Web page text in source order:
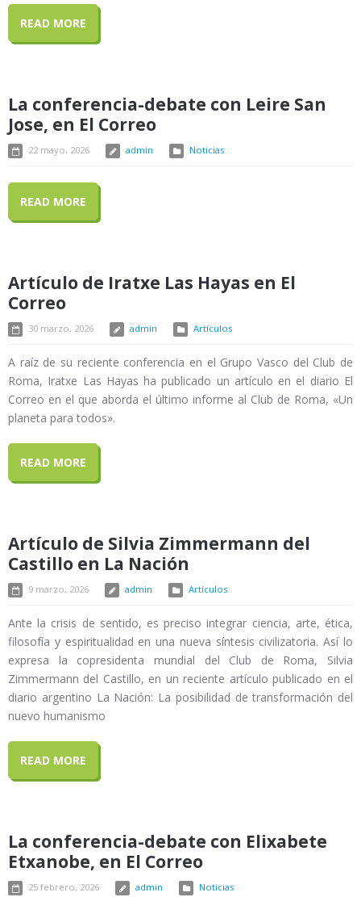
READ MORE
La conferencia-debate con Leire San
Jose, en El Correo
22 mayo, 2026 admin Noticias
READ MORE
Artículo de Iratxe Las Hayas en El
Correo
30 marzo, 2026 admin Artículos
A raíz de su reciente conferencia en el Grupo Vasco del Club de
Roma, Iratxe Las Hayas ha publicado un artículo en el diario El
Correo en el que aborda el último informe al Club de Roma, «Un
planeta para todos».
READ MORE
Artículo de Silvia Zimmermann del
Castillo en La Nación
9 marzo, 2026 admin Artículos
Ante la crisis de sentido, es preciso integrar ciencia, arte, ética,
filosofía y espiritualidad en una nueva síntesis civilizatoria. Así lo
expresa la copresidenta mundial del Club de Roma, Silvia
Zimmermann del Castillo, en un reciente artículo publicado en el
diario argentino La Nación: La posibilidad de transformación del
nuevo humanismo
READ MORE
La conferencia-debate con Elixabete
Etxanobe, en El Correo
25 febrero, 2026 admin Noticias